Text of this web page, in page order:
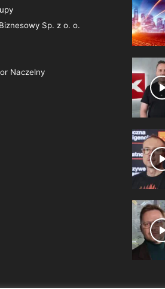
Sp. z o. o.
Naczelny